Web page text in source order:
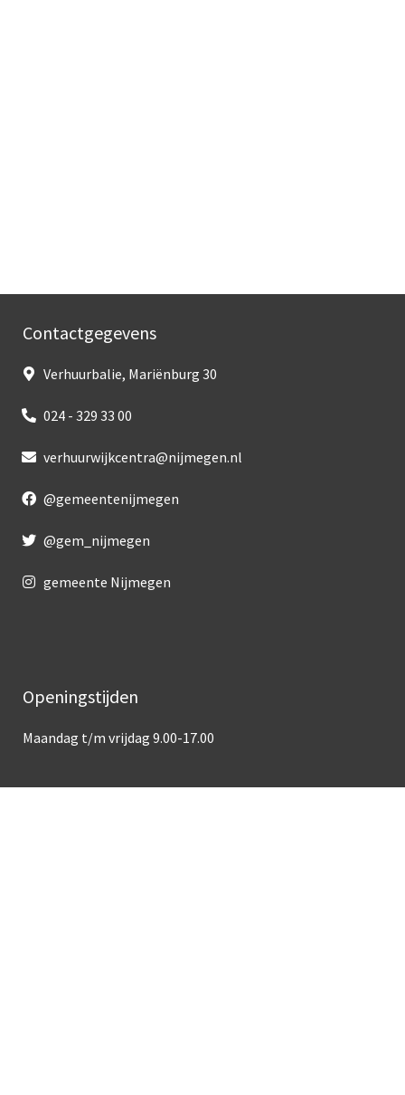
Contactgegevens
Verhuurbalie, Mariënburg 30
024 - 329 33 00
verhuurwijkcentra@nijmegen.nl
@gemeentenijmegen
@gem_nijmegen
gemeente Nijmegen
Openingstijden
Maandag t/m vrijdag 9.00-17.00